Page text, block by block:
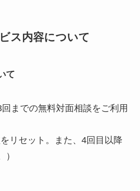
ス内容について
て
までの無料対面相談をご利用
リセット。また、4回目以降